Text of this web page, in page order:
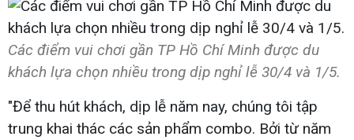
Các điểm vui chơi gần TP Hồ Chí Minh được du
khách lựa chọn nhiều trong dịp nghỉ lễ 30/4 và 1/5.
"Để thu hút khách, dịp lễ năm nay, chúng tôi tập
trung khai thác các sản phẩm combo. Bởi từ năm